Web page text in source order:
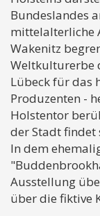
Bundeslandes
mittelalterliche
Wakenitz
Weltkulturerbe
Lübeck für das
Produzenten -
Holstentor
der Stadt findet
In dem
Ausstellung
über die fiktive